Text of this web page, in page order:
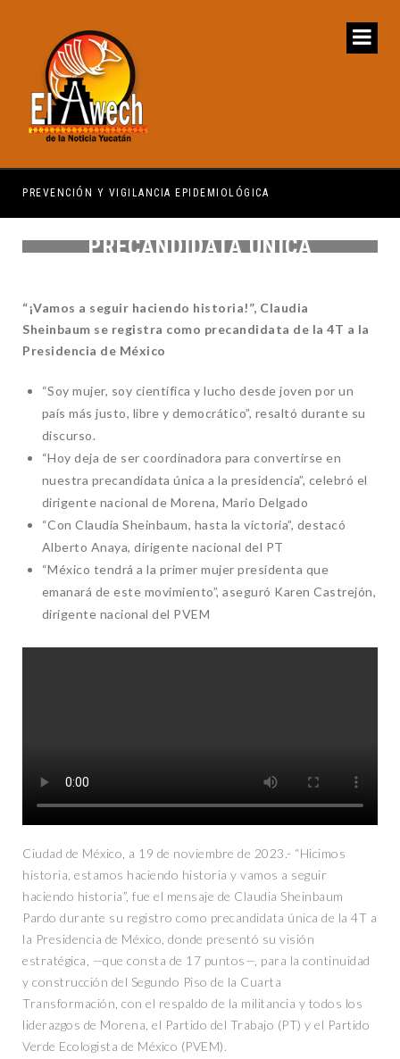
PREVENCIÓN Y VIGILANCIA EPIDEMIOLÓGICA
PRECANDIDATA ÚNICA
“¡Vamos a seguir haciendo historia!”, Claudia
Sheinbaum se registra como precandidata de la 4T a la
Presidencia de México
“Soy mujer, soy científica y lucho desde joven por un
país más justo, libre y democrático”, resaltó durante su
discurso.
“Hoy deja de ser coordinadora para convertirse en
nuestra precandidata única a la presidencia”, celebró el
dirigente nacional de Morena, Mario Delgado
“Con Claudia Sheinbaum, hasta la victoria”, destacó
Alberto Anaya, dirigente nacional del PT
“México tendrá a la primer mujer presidenta que
emanará de este movimiento”, aseguró Karen Castrejón,
dirigente nacional del PVEM
Ciudad de México, a 19 de noviembre de 2023.- “Hicimos
historia, estamos haciendo historia y vamos a seguir
haciendo historia”, fue el mensaje de Claudia Sheinbaum
Pardo durante su registro como precandidata única de la 4T a
la Presidencia de México, donde presentó su visión
estratégica, —que consta de 17 puntos—, para la continuidad
y construcción del Segundo Piso de la Cuarta
Transformación, con el respaldo de la militancia y todos los
liderazgos de Morena, el Partido del Trabajo (PT) y el Partido
Verde Ecologista de México (PVEM).